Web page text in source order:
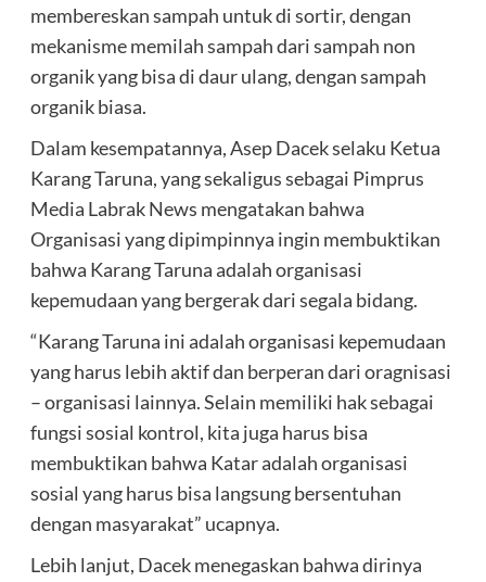
membereskan sampah untuk di sortir, dengan
mekanisme memilah sampah dari sampah non
organik yang bisa di daur ulang, dengan sampah
organik biasa.
Dalam kesempatannya, Asep Dacek selaku Ketua
Karang Taruna, yang sekaligus sebagai Pimprus
Media Labrak News mengatakan bahwa
Organisasi yang dipimpinnya ingin membuktikan
bahwa Karang Taruna adalah organisasi
kepemudaan yang bergerak dari segala bidang.
“Karang Taruna ini adalah organisasi kepemudaan
yang harus lebih aktif dan berperan dari oragnisasi
– organisasi lainnya. Selain memiliki hak sebagai
fungsi sosial kontrol, kita juga harus bisa
membuktikan bahwa Katar adalah organisasi
sosial yang harus bisa langsung bersentuhan
dengan masyarakat” ucapnya.
Lebih lanjut, Dacek menegaskan bahwa dirinya